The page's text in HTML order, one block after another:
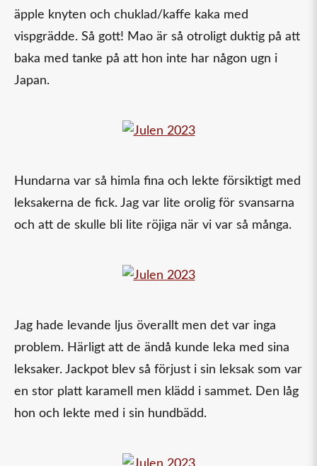
äpple knyten och chuklad/kaffe kaka med
vispgrädde. Så gott! Mao är så otroligt duktig på att
baka med tanke på att hon inte har någon ugn i
Japan.
Hundarna var så himla fina och lekte försiktigt med
leksakerna de fick. Jag var lite orolig för svansarna
och att de skulle bli lite röjiga när vi var så många.
Jag hade levande ljus överallt men det var inga
problem. Härligt att de ändå kunde leka med sina
leksaker. Jackpot blev så förjust i sin leksak som var
en stor platt karamell men klädd i sammet. Den låg
hon och lekte med i sin hundbädd.